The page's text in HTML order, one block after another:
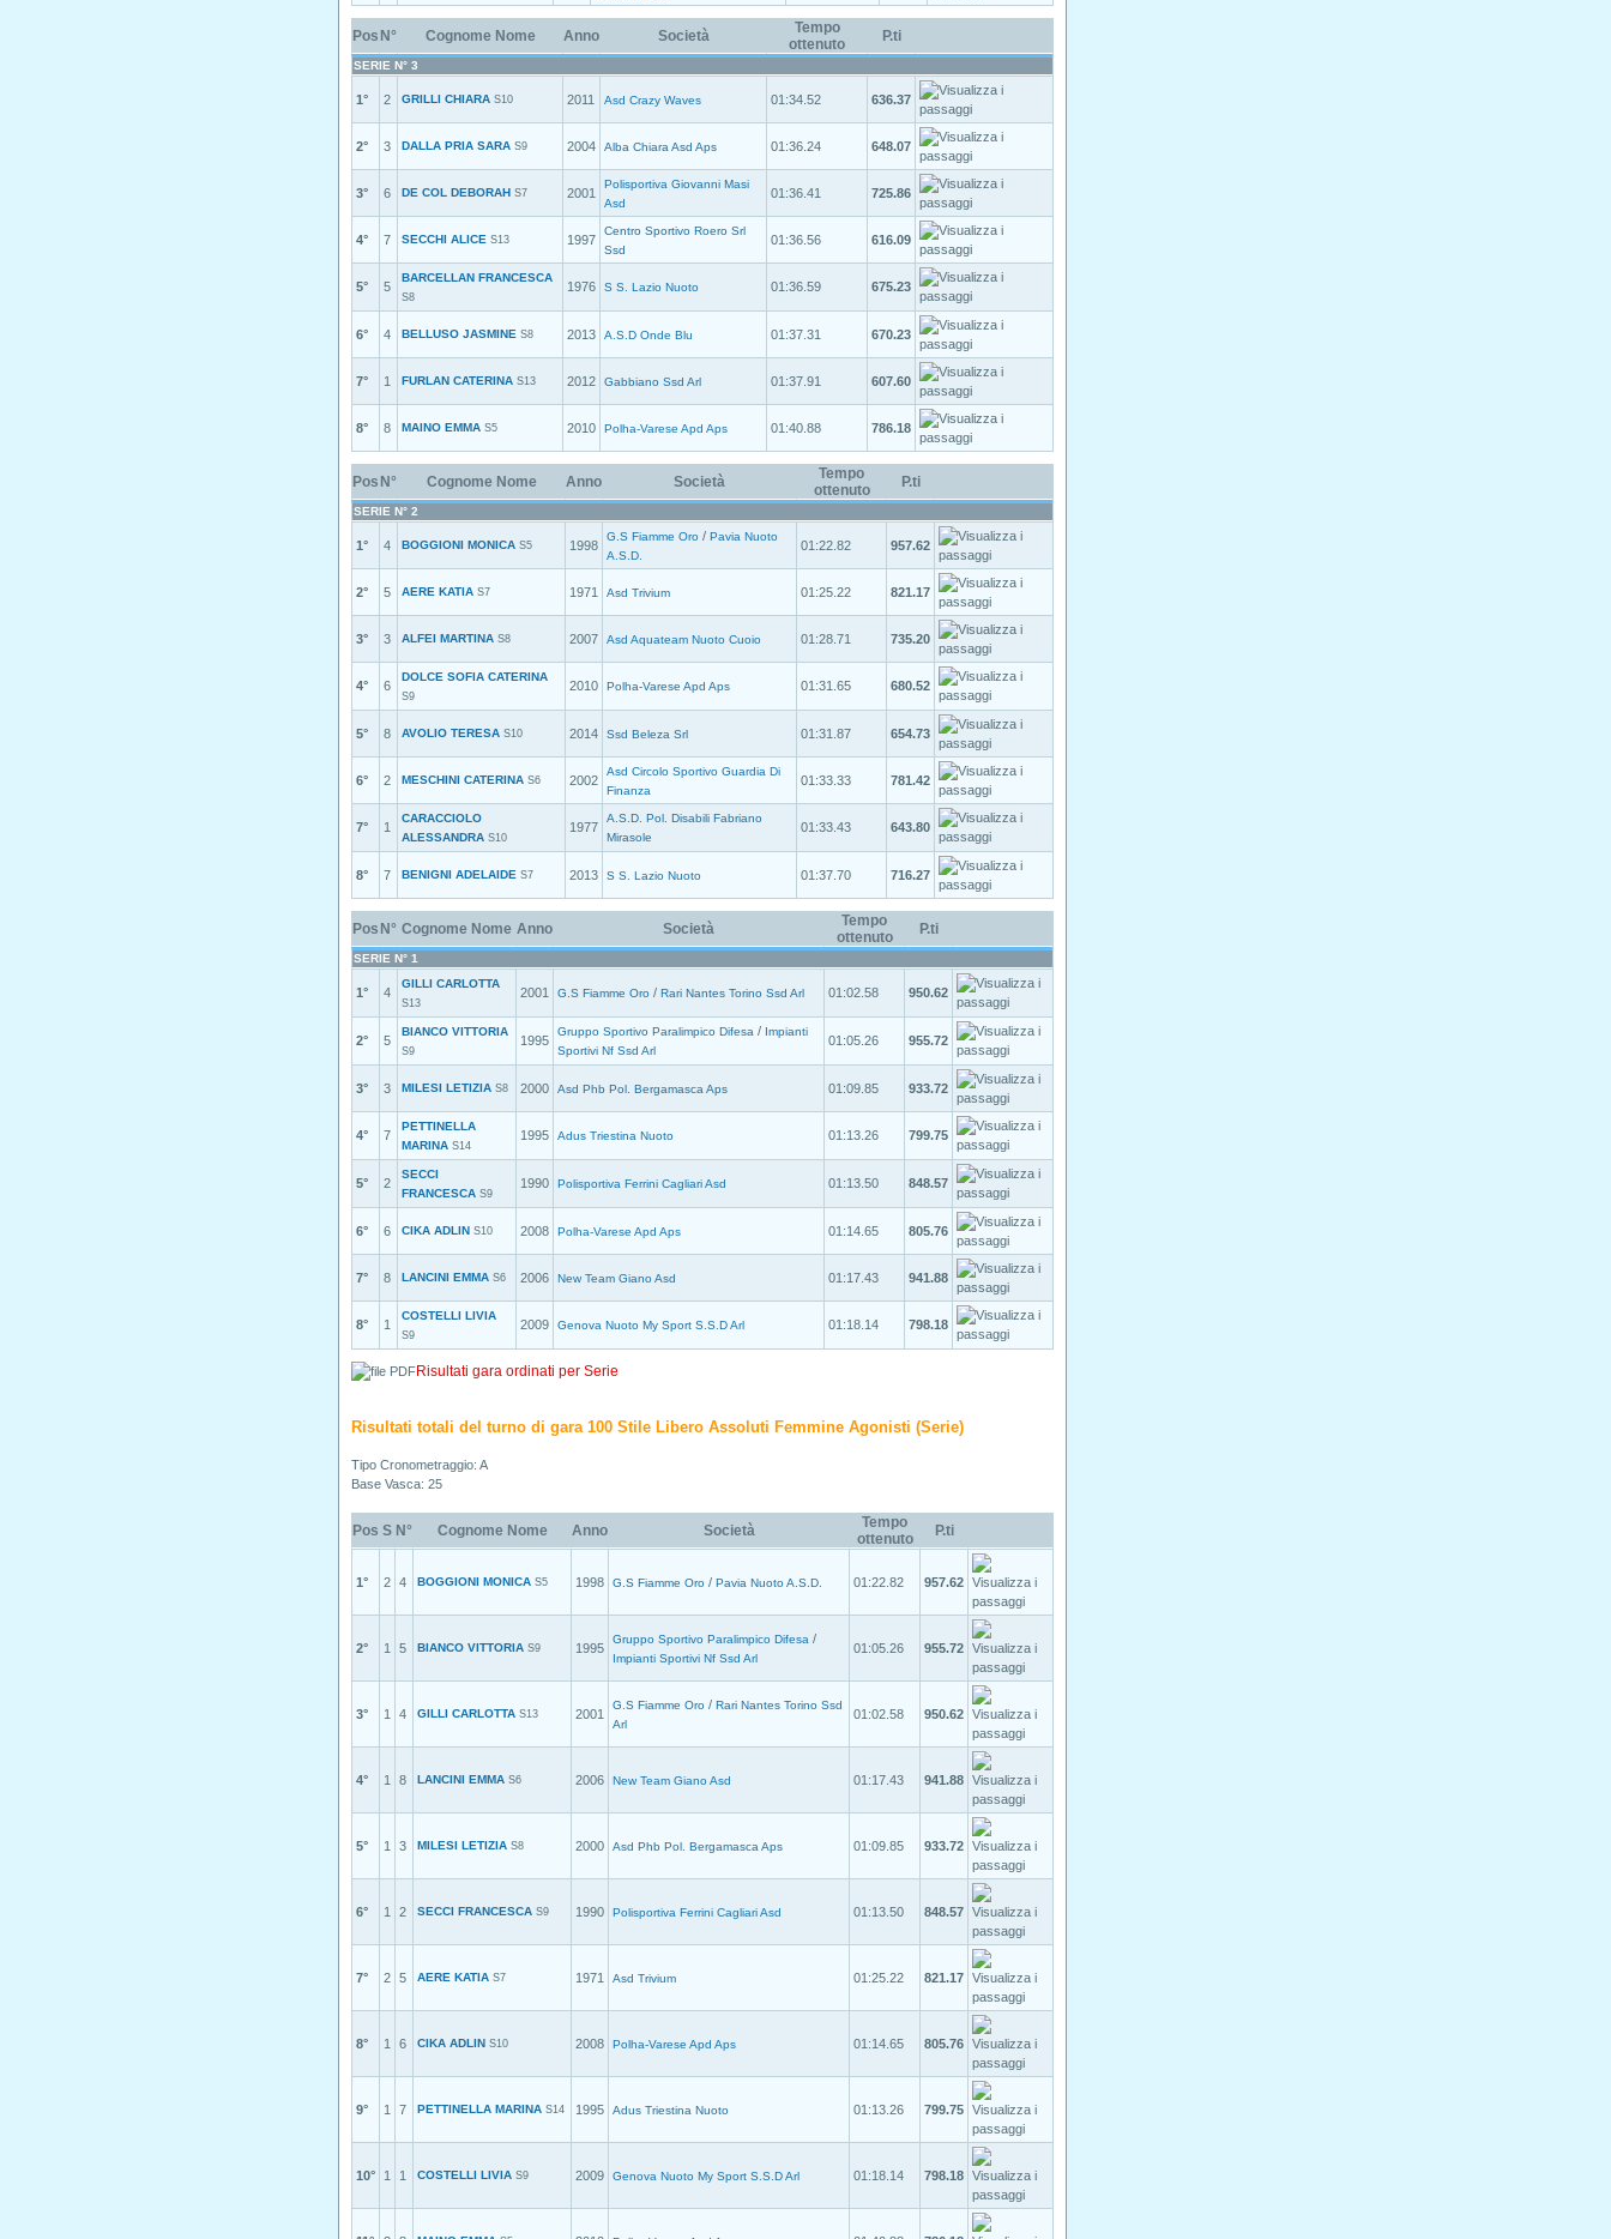
Pos N° Cognome Nome Anno Società
Tempo
ottenuto
P.ti
SERIE N° 3
1° 2 GRILLI CHIARA S10 2011 Asd Crazy Waves 01:34.52 636.37
2° 3 DALLA PRIA SARA S9 2004 Alba Chiara Asd Aps 01:36.24 648.07
3° 6 DE COL DEBORAH S7 2001
Polisportiva Giovanni Masi
Asd
01:36.41 725.86
4° 7 SECCHI ALICE S13 1997
Centro Sportivo Roero Srl
Ssd
01:36.56 616.09
5° 5
BARCELLAN FRANCESCA
S8
1976 S S. Lazio Nuoto 01:36.59 675.23
6° 4 BELLUSO JASMINE S8 2013 A.S.D Onde Blu 01:37.31 670.23
7° 1 FURLAN CATERINA S13 2012 Gabbiano Ssd Arl 01:37.91 607.60
8° 8 MAINO EMMA S5 2010 Polha-Varese Apd Aps 01:40.88 786.18
Pos N° Cognome Nome Anno Società
Tempo
ottenuto
P.ti
SERIE N° 2
1° 4 BOGGIONI MONICA S5 1998
G.S Fiamme Oro / Pavia Nuoto
A.S.D.
01:22.82 957.62
2° 5 AERE KATIA S7 1971 Asd Trivium 01:25.22 821.17
3° 3 ALFEI MARTINA S8 2007 Asd Aquateam Nuoto Cuoio 01:28.71 735.20
4° 6
DOLCE SOFIA CATERINA
S9
2010 Polha-Varese Apd Aps 01:31.65 680.52
5° 8 AVOLIO TERESA S10 2014 Ssd Beleza Srl 01:31.87 654.73
6° 2 MESCHINI CATERINA S6 2002
Asd Circolo Sportivo Guardia Di
Finanza
01:33.33 781.42
7° 1
CARACCIOLO
ALESSANDRA S10
1977
A.S.D. Pol. Disabili Fabriano
Mirasole
01:33.43 643.80
8° 7 BENIGNI ADELAIDE S7 2013 S S. Lazio Nuoto 01:37.70 716.27
Pos N° Cognome Nome Anno Società
Tempo
ottenuto
P.ti
SERIE N° 1
1° 4
GILLI CARLOTTA
S13
2001 G.S Fiamme Oro / Rari Nantes Torino Ssd Arl 01:02.58 950.62
2° 5
BIANCO VITTORIA
S9
1995
Gruppo Sportivo Paralimpico Difesa / Impianti
Sportivi Nf Ssd Arl
01:05.26 955.72
3° 3 MILESI LETIZIA S8 2000 Asd Phb Pol. Bergamasca Aps 01:09.85 933.72
4° 7
PETTINELLA
MARINA S14
1995 Adus Triestina Nuoto 01:13.26 799.75
5° 2
SECCI
FRANCESCA S9
1990 Polisportiva Ferrini Cagliari Asd 01:13.50 848.57
6° 6 CIKA ADLIN S10 2008 Polha-Varese Apd Aps 01:14.65 805.76
7° 8 LANCINI EMMA S6 2006 New Team Giano Asd 01:17.43 941.88
8° 1
COSTELLI LIVIA
S9
2009 Genova Nuoto My Sport S.S.D Arl 01:18.14 798.18
Risultati gara ordinati per Serie
Risultati totali del turno di gara 100 Stile Libero Assoluti Femmine Agonisti (Serie)
Tipo Cronometraggio: A
Base Vasca: 25
Pos S N° Cognome Nome Anno Società
Tempo
ottenuto
P.ti
1° 2 4 BOGGIONI MONICA S5 1998 G.S Fiamme Oro / Pavia Nuoto A.S.D. 01:22.82 957.62
2° 1 5 BIANCO VITTORIA S9 1995
Gruppo Sportivo Paralimpico Difesa /
Impianti Sportivi Nf Ssd Arl
01:05.26 955.72
3° 1 4 GILLI CARLOTTA S13 2001
G.S Fiamme Oro / Rari Nantes Torino Ssd
Arl
01:02.58 950.62
4° 1 8 LANCINI EMMA S6 2006 New Team Giano Asd 01:17.43 941.88
5° 1 3 MILESI LETIZIA S8 2000 Asd Phb Pol. Bergamasca Aps 01:09.85 933.72
6° 1 2 SECCI FRANCESCA S9 1990 Polisportiva Ferrini Cagliari Asd 01:13.50 848.57
7° 2 5 AERE KATIA S7 1971 Asd Trivium 01:25.22 821.17
8° 1 6 CIKA ADLIN S10 2008 Polha-Varese Apd Aps 01:14.65 805.76
9° 1 7 PETTINELLA MARINA S14 1995 Adus Triestina Nuoto 01:13.26 799.75
10° 1 1 COSTELLI LIVIA S9 2009 Genova Nuoto My Sport S.S.D Arl 01:18.14 798.18